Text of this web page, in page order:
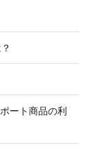
ート商品の利